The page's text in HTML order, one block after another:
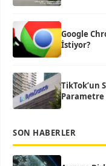
Google
İstiyor?
TikTok’un
Parametre
SON HABERLER